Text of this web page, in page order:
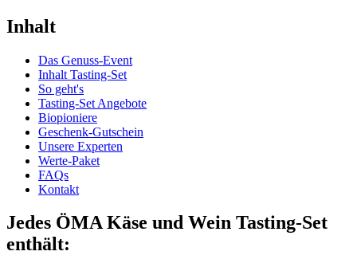
Inhalt
Das Genuss-Event
Inhalt Tasting-Set
So geht's
Tasting-Set Angebote
Biopioniere
Geschenk-Gutschein
Unsere Experten
Werte-Paket
FAQs
Kontakt
Jedes ÖMA Käse und Wein Tasting-Set
enthält: